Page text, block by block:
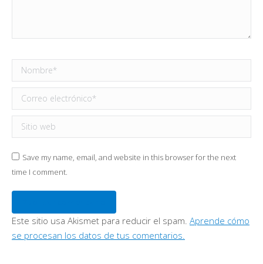
Nombre *
Correo electrónico *
Sitio web
Save my name, email, and website in this browser for the next
time I comment.
Este sitio usa Akismet para reducir el spam. Aprende cómo
se procesan los datos de tus comentarios.